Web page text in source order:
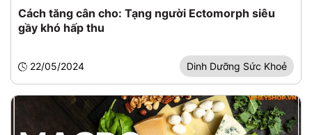
Cách tăng cân cho: Tạng người Ectomorph siêu
gầy khó hấp thu
22/05/2024 Dinh Dưỡng Sức Khoẻ